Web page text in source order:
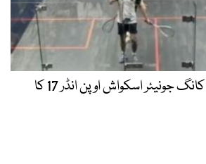
عمیر عارف نے ہانگ کانگ جونیئر اسکواش اوپن انڈر 17 کا